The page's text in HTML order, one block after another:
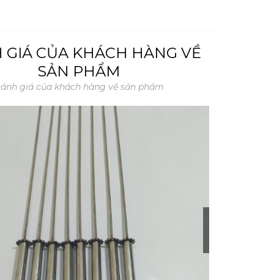
CỦA KHÁCH HÀNG VỀ
SẢN PHẨM
giá của khách hàng về sản phẩm